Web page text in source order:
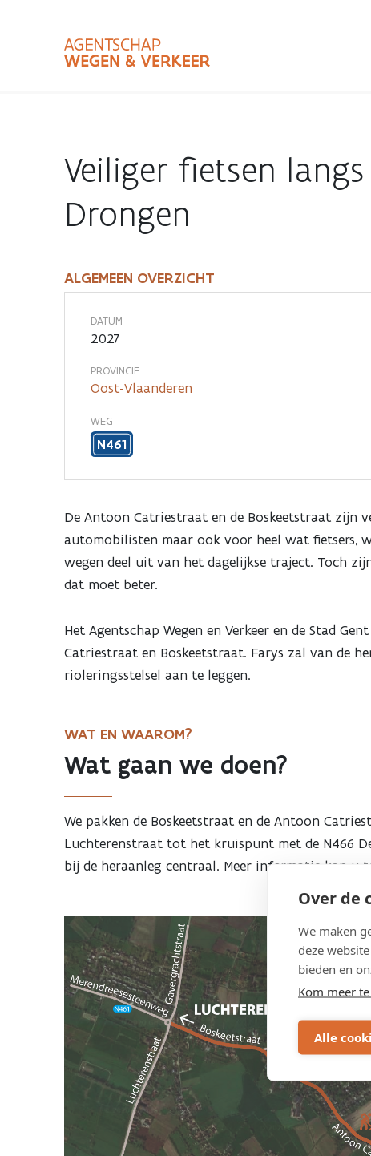
Over de
We maken
deze
bieden en
Kom meer
Alle
Zoekbalk
Veiliger fietsen
Drongen
Veiliger
fietsen
langs
de
Antoon
Catriestraat
en
Boskeetstraat
in
Drongen
ALGEMEEN OVERZICHT
DATUM
2027
PROVINCIE
Oost-Vlaanderen
WEG
N461
De Antoon Catriestraat en de Boskeetstraat zijn
automobilisten maar ook voor heel wat fietsers,
wegen deel uit van het dagelijkse traject. Toch
dat moet beter.
Het Agentschap Wegen en Verkeer en de Stad
Catriestraat en Boskeetstraat. Farys zal van de
rioleringsstelsel aan te leggen.
WAT EN WAAROM?
Wat gaan we doen?
We pakken de Boskeetstraat en de Antoon
Luchterenstraat tot het kruispunt met de N466
bij de heraanleg centraal. Meer informatie kan u